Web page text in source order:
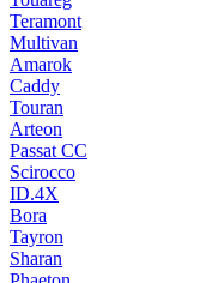
Teramont
Multivan
Amarok
Caddy
Touran
Arteon
Passat CC
Scirocco
ID.4X
Bora
Tayron
Sharan